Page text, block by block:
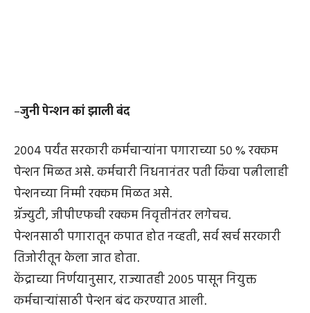
–जुनी पेन्शन कां झाली बंद
२००४ पर्यंत सरकारी कर्मचाऱ्यांना पगाराच्या ५० % रक्कम
पेन्शन मिळत असे. कर्मचारी निधनानंतर पती किंवा पत्नीलाही
पेन्शनच्या निम्मी रक्कम मिळत असे.
ग्रॅज्युटी, जीपीएफची रक्कम निवृत्तीनंतर लगेचच.
पेन्शनसाठी पगारातून कपात होत नव्हती, सर्व खर्च सरकारी
तिजोरीतून केला जात होता.
केंद्राच्या निर्णयानुसार, राज्यातही २००५ पासून नियुक्त
कर्मचाऱ्यांसाठी पेन्शन बंद करण्यात आली.